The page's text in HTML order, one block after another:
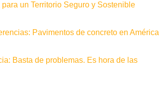
un Territorio Seguro y Sostenible
Pavimentos de concreto en América
Basta de problemas. Es hora de las